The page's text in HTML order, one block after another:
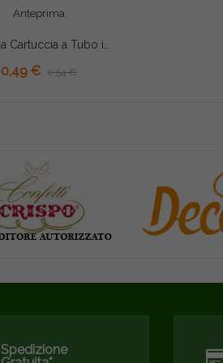
Anteprima
0,49 € 0,54 €
Spedizione